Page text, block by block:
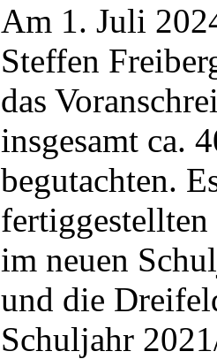
Am 1. Juli
Steffen
das
insgesamt ca.
begutachten.
im neuen
und die
Schuljahr